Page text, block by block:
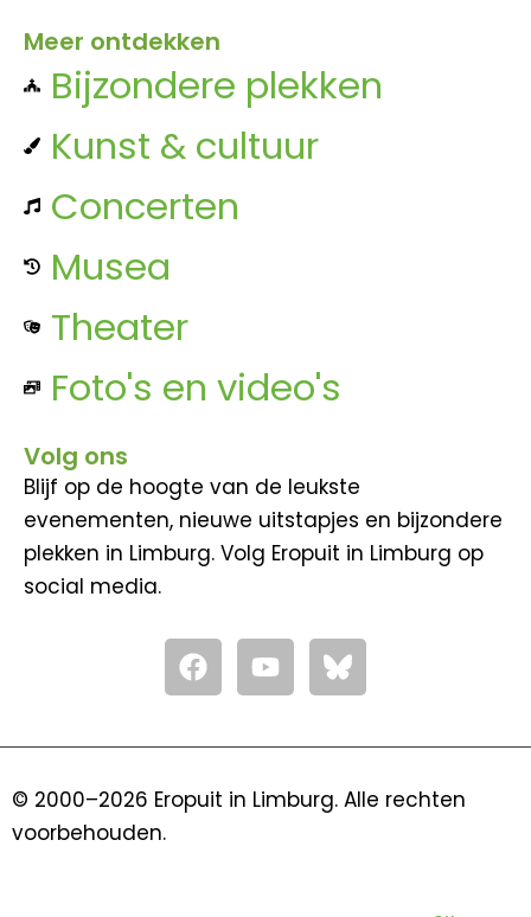
Meer ontdekken
Bijzondere plekken
Kunst & cultuur
Concerten
Musea
Theater
Foto's en video's
Volg ons
Blijf op de hoogte van de leukste
evenementen, nieuwe uitstapjes en bijzondere
plekken in Limburg. Volg Eropuit in Limburg op
social media.
F
a
c
o
Y
o
u
b
© 2000–2026 Eropuit in Limburg. Alle rechten
voorbehouden.